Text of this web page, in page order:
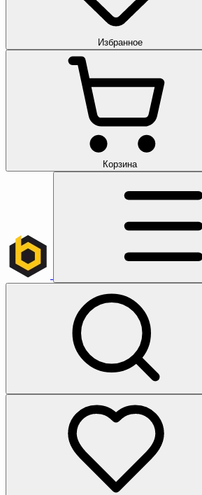
Избранное
Корзина